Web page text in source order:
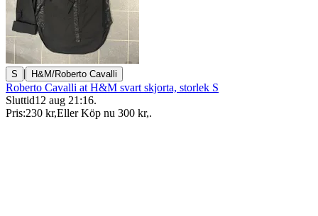
S | H&M/Roberto Cavalli
Roberto Cavalli at H&M svart skjorta, storlek S
Sluttid12 aug 21:16.
Pris:230 kr,Eller Köp nu 300 kr,.